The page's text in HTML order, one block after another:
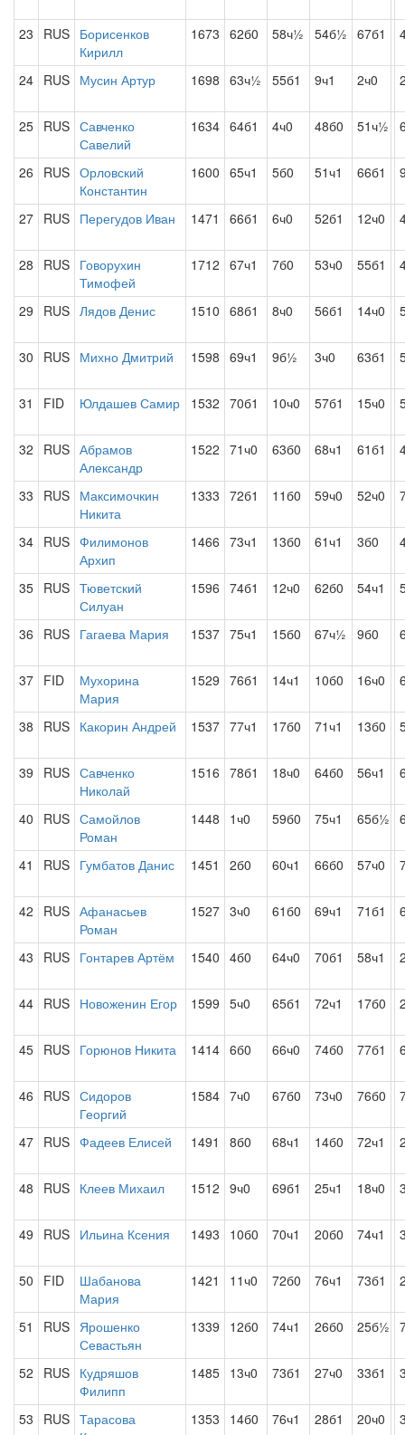
23 RUS Борисенков
Кирилл
1673 62б0 58ч½ 54б½ 67б1
24 RUS Мусин Артур 1698 63ч½ 55б1 9ч1 2ч0
25 RUS Савченко
Савелий
1634 64б1 4ч0 48б0 51ч½
26 RUS Орловский
Константин
1600 65ч1 5б0 51ч1 66б1
27 RUS Перегудов Иван 1471 66б1 6ч0 52б1 12ч0
28 RUS Говорухин
Тимофей
1712 67ч1 7б0 53ч0 55б1
29 RUS Лядов Денис 1510 68б1 8ч0 56б1 14ч0
30 RUS Михно Дмитрий 1598 69ч1 9б½ 3ч0 63б1
31 FID Юлдашев Самир 1532 70б1 10ч0 57б1 15ч0
32 RUS Абрамов
Александр
1522 71ч0 63б0 68ч1 61б1
33 RUS Максимочкин
Никита
1333 72б1 11б0 59ч0 52ч0
34 RUS Филимонов
Архип
1466 73ч1 13б0 61ч1 3б0
35 RUS Тюветский
Силуан
1596 74б1 12ч0 62б0 54ч1
36 RUS Гагаева Мария 1537 75ч1 15б0 67ч½ 9б0
37 FID
Мухорина
Мария
1529 76б1 14ч1 10б0 16ч0
38 RUS Какорин Андрей 1537 77ч1 17б0 71ч1 13б0
39 RUS Савченко
Николай
1516 78б1 18ч0 64б0 56ч1
40 RUS Самойлов
Роман
1448 1ч0 59б0 75ч1 65б½
41 RUS Гумбатов Данис 1451 2б0 60ч1 66б0 57ч0
42 RUS Афанасьев
Роман
1527 3ч0 61б0 69ч1 71б1
43 RUS Гонтарев Артём 1540 4б0 64ч0 70б1 58ч1
44 RUS Новоженин Егор 1599 5ч0 65б1 72ч1 17б0
45 RUS Горюнов Никита 1414 6б0 66ч0 74б0 77б1
46 RUS Сидоров
Георгий
1584 7ч0 67б0 73ч0 76б0
47 RUS Фадеев Елисей 1491 8б0 68ч1 14б0 72ч1
48 RUS Клеев Михаил 1512 9ч0 69б1 25ч1 18ч0
49 RUS Ильина Ксения 1493 10б0 70ч1 20б0 74ч1
50 FID
Шабанова
Мария
1421 11ч0 72б0 76ч1 73б1
51 RUS Ярошенко
Севастьян
1339 12б0 74ч1 26б0 25б½
52 RUS Кудряшов
Филипп
1485 13ч0 73б1 27ч0 33б1
53 RUS Тарасова
1353 14б0 76ч1 28б1 20ч0